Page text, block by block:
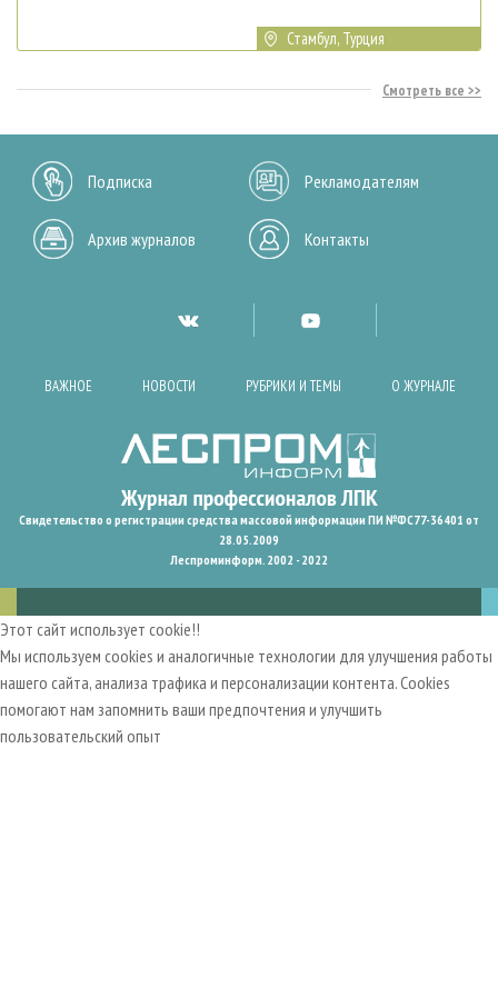
Стамбул, Турция
Смотреть все
Подписка Рекламодателям
Архив журналов Контакты
ВАЖНОЕ НОВОСТИ РУБРИКИ И ТЕМЫ О ЖУРНАЛЕ
Свидетельство о регистрации средства массовой информации ПИ №ФС77-36401 от
28.05.2009
Леспроминформ. 2002 - 2022
Этот сайт использует cookie!!
Мы используем cookies и аналогичные технологии для улучшения работы
нашего сайта, анализа трафика и персонализации контента. Cookies
помогают нам запомнить ваши предпочтения и улучшить
пользовательский опыт